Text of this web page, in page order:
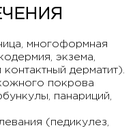
многоформная
экзема,
дерматит).
покрова
панариций,
(педикулез,